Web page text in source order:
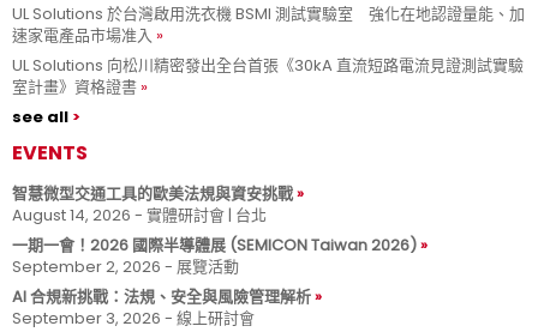
UL Solutions 於台灣啟用洗衣機 BSMI 測試實驗室 強化在地認證量能、加
速家電產品市場准入
UL Solutions 向松川精密發出全台首張《30kA 直流短路電流見證測試實驗
室計畫》資格證書
see all
EVENTS
智慧微型交通工具的歐美法規與資安挑戰
August 14, 2026 - 實體研討會 | 台北
一期一會！2026 國際半導體展 (SEMICON Taiwan 2026)
September 2, 2026 - 展覽活動
AI 合規新挑戰：法規、安全與風險管理解析
September 3, 2026 - 線上研討會